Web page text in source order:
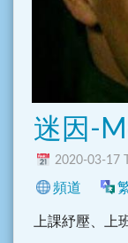
迷因-
2020-03-17
頻道
上課紓壓、上